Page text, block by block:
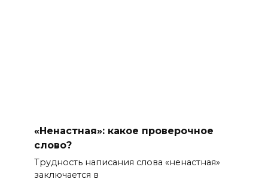
«Ненастная»: какое проверочное
слово?
Трудность написания слова «ненастная»
заключается в